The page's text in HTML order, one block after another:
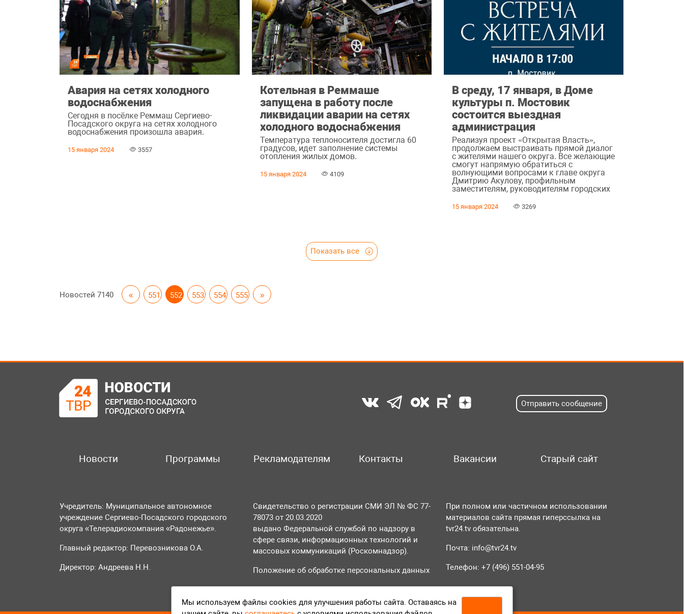
Авария на сетях холодного
водоснабжения
Сегодня в посёлке Реммаш Сергиево-
Посадского округа на сетях холодного
водоснабжения произошла авария.
15 января 2024 3557
Котельная в Реммаше
запущена в работу после
ликвидации аварии на сетях
холодного водоснабжения
Температура теплоносителя достигла 60
градусов, идет заполнение системы
отопления жилых домов.
15 января 2024 4109
В среду, 17 января, в Доме
культуры п. Мостовик
состоится выездная
администрация
Реализуя проект «Открытая Власть»,
продолжаем выстраивать прямой диалог
с жителями нашего округа. Все желающие
смогут напрямую обратиться с
волнующими вопросами к главе округа
Дмитрию Акулову, профильным
заместителям, руководителям городских
15 января 2024 3269
Показать все
Новостей7140 « 551 552 553 554 555 »
Отправить сообщение
Новости Программы Рекламодателям Контакты Вакансии Старый сайт
Учредитель: Муниципальное автономное
учреждение Сергиево-Посадского городского
округа «Телерадиокомпания «Радонежье».
Главный редактор: Перевозникова О.А.
Директор: Андреева Н.Н.
Свидетельство о регистрации СМИ ЭЛ № ФС 77-
78073 от 20.03.2020
выдано Федеральной службой по надзору в
сфере связи, информационных технологий и
массовых коммуникаций (Роскомнадзор).
Положение об обработке персональных данных
Согласие на обработку персональных данных
При полном или частичном использовании
материалов сайта прямая гиперссылка на
tvr24.tv обязательна.
Почта: info@tvr24.tv
Телефон: +7 (496) 551-04-95
Мы используем файлы cookies для улучшения работы сайта. Оставаясь на